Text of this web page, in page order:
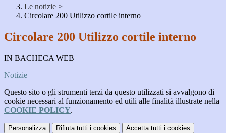
Le notizie >
Circolare 200 Utilizzo cortile interno
Circolare 200 Utilizzo cortile interno
IN BACHECA WEB
Notizie
Questo sito o gli strumenti terzi da questo utilizzati si avvalgono di
cookie necessari al funzionamento ed utili alle finalità illustrate nella
COOKIE POLICY.
Personalizza Rifiuta tutti i cookies Accetta tutti i cookies